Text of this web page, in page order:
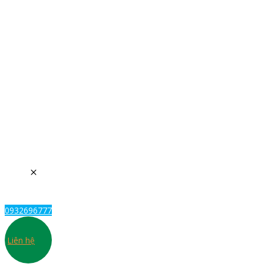
0932696777
Liên hệ